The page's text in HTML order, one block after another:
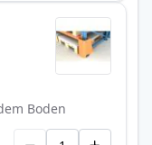
Boden